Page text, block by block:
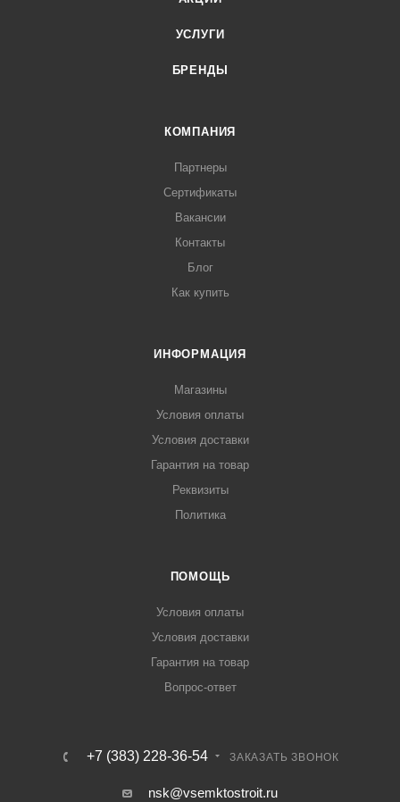
УСЛУГИ
БРЕНДЫ
КОМПАНИЯ
Партнеры
Сертификаты
Вакансии
Контакты
Блог
Как купить
ИНФОРМАЦИЯ
Магазины
Условия оплаты
Условия доставки
Гарантия на товар
Реквизиты
Политика
ПОМОЩЬ
Условия оплаты
Условия доставки
Гарантия на товар
Вопрос-ответ
+7 (383) 228-36-54 ЗАКАЗАТЬ ЗВОНОК
nsk@vsemktostroit.ru